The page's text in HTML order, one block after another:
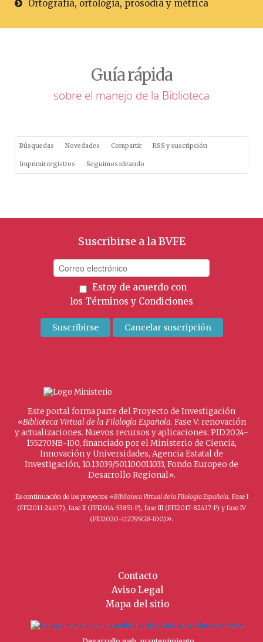
Ortografía, ortología, prosodia y métrica
Guía rápida
sobre el manejo de la Biblioteca
Búsquedas Novedades Compartir RSS y suscripción
Imprimir registros Seguimos ideando
Suscribirse a la BVFE
Estoy de acuerdo con
los Términos y Condiciones
Este portal forma parte del Proyecto de Investigación
«Biblioteca Virtual de la Filología Española. Fase V: renovación
y actualizaciones. Nuevos recursos y aplicaciones. PID2024-
155270NB-I00, financiado por el Ministerio de Ciencia,
Innovación y Universidades, Agencia Estatal de
Investigación, 10.13039/501100011033, Fondo Europeo de
Desarrollo Regional».
Es continuación de los proyectos «Biblioteca Virtual de la Filología Española. Fase I
(FFI2011-24107), fase II (FFI2014-53851-P), fase III (FFI2017-82437-P) y fase IV
(PID2020-112795GB-I00)».
Contacto
Aviso Legal
Mapa del sitio